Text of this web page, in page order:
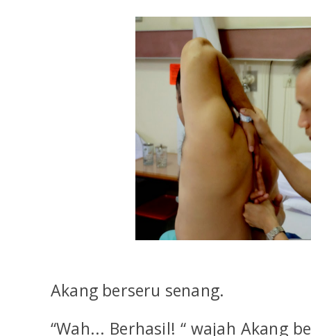
Akang berseru senang.
“Wah... Berhasil! “ wajah Akang